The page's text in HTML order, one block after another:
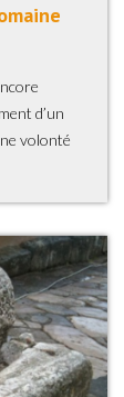
d’un
volonté